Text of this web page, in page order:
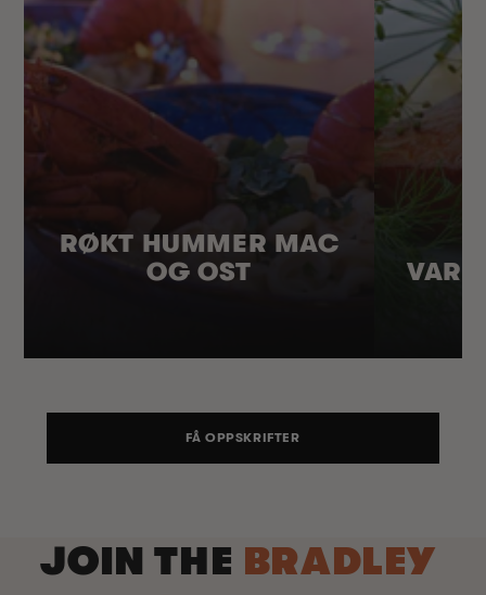
RØKT HUMMER MAC
OG OST
FÅ OPPSKRIFTER
JOIN THE BRADLEY